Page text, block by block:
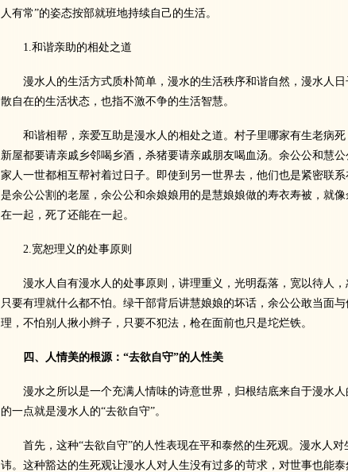
人有常”的姿态按部就班地持续自己的生活。
1.和谐亲助的相处之道
漫水人的生活方式质朴简单，漫水的生活秩序和谐自然，漫水人日
散自在的生活状态，也指不激不争的生活智慧。
和谐相帮，亲爱互助是漫水人的相处之道。村子里哪家有生老病死
新屋都要请亲戚乡邻喝乡酒，杀猪要请亲戚朋友喝血汤。余公公和慧
家人一世都相互帮衬着过日子。即使到另一世界去，他们也是紧密联
是余公公割的老屋，余公公和余娘娘用的是慧娘娘做的寿衣寿被，就
在一起，死了还能在一起。
2.宽恕理义的处事原则
漫水人自有漫水人的处事原则，讲理重义，光明磊落，宽以待人，
只要有理就什么都不怕。绿干部背后讲慧娘娘的坏话，余公公敢当面
理，不怕别人揪小辫子，只要不犯法，枪在面前也只是坨烂铁。
四、人情美的根源：“去欲自守”的人性美
漫水之所以是一个充满人情味的诗意世界，归根结底来自于漫水人
的一点就是漫水人的“去欲自守”。
首先，这种“去欲自守”的人性表现在平和泰然的生死观。漫水人对
讳。这种豁达的生死观让漫水人对人生没有过多的苛求，对世事也能泰